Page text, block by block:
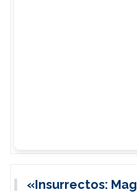
«Insurrectos: